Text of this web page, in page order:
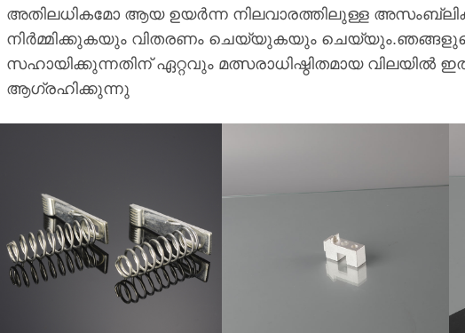
അതിലധികമോ ആയ ഉയർന്ന നിലവാരത്തിലുള്ള
നിർമ്മിക്കുകയും വിതരണം ചെയ്യുകയും
സഹായിക്കുന്നതിന് ഏറ്റവും മത്സരാധിഷ്ഠിതമായ
ആഗ്രഹിക്കുന്നു